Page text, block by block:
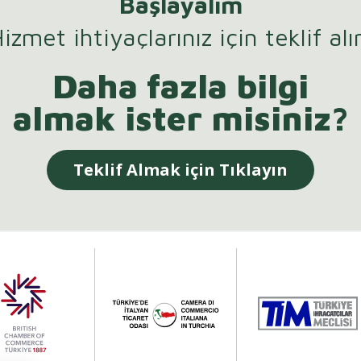
ihtiyaçlarınız için teklif
Daha fazla bilgi
almak ister misiniz?
Teklif Almak için Tıklayın